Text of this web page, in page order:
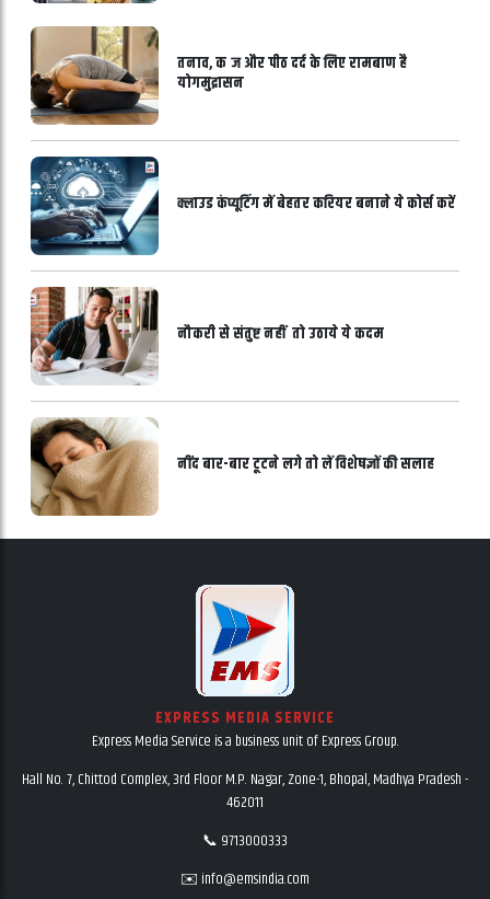
तनाव, कब्ज और पीठ दर्द के लिए रामबाण है
योगमुद्रासन
क्लाउड कंप्यूटिंग में बेहतर करियर बनाने ये कोर्स करें
नौकरी से संतुष्ट नहीं तो उठाये ये कदम
नींद बार-बार टूटने लगे तो लें विशेषज्ञों की सलाह
EXPRESS MEDIA SERVICE
Express Media Service is a business unit of Express Group.
Hall No. 7, Chittod Complex, 3rd Floor M.P. Nagar, Zone-1, Bhopal, Madhya Pradesh -
462011
📞 9713000333
✉️ info@emsindia.com